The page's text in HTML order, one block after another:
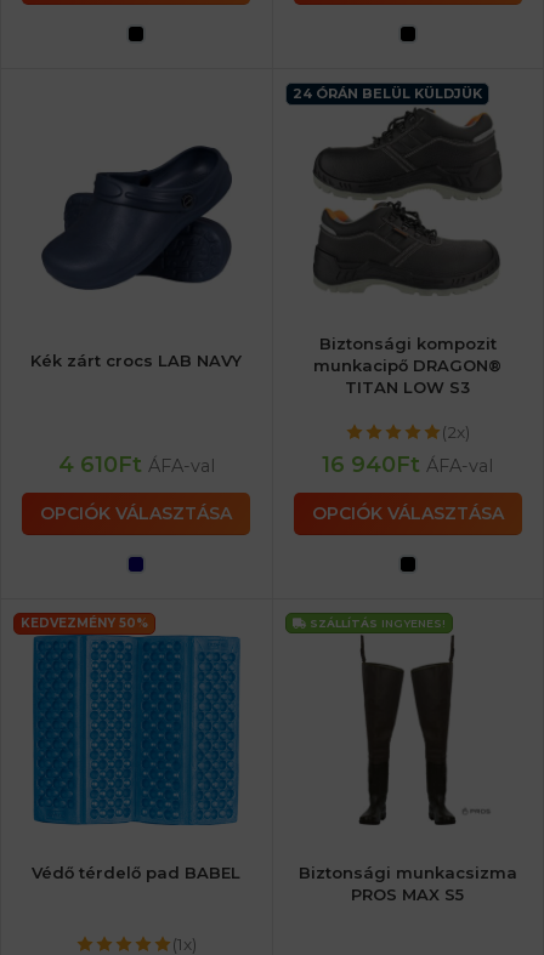
Kék zárt crocs LAB NAVY
4 610Ft ÁFA-val
OPCIÓK VÁLASZTÁSA
24 ÓRÁN BELÜL KÜLDJÜK
Biztonsági kompozit
munkacipő DRAGON®
TITAN LOW S3
(2x)
16 940Ft ÁFA-val
OPCIÓK VÁLASZTÁSA
KEDVEZMÉNY 50%
Védő térdelő pad BABEL
(1x)
SZÁLLÍTÁS INGYENES!
Biztonsági munkacsizma
PROS MAX S5